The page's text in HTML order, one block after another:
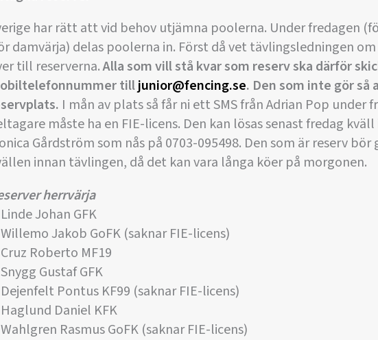
har rätt att vid behov utjämna poolerna. Under fredagen
damvärja) delas poolerna in. Först då vet tävlingsledningen
till reserverna.Alla som vill stå kvar som reserv ska därför
tilljunior@fencing.se. Den som inte gör så
I mån av plats så får ni ett SMS från Adrian Pop under
måste ha en FIE-licens. Den kan lösas senast fredag
Gårdström som nås på 0703-095498. Den som är reserv
innan tävlingen, då det kan vara långa köer på morgonen.
herrvärja
Johan GFK
Jakob GoFK (saknar FIE-licens)
Roberto MF19
Gustaf GFK
Pontus KF99 (saknar FIE-licens)
Daniel KFK
Rasmus GoFK (saknar FIE-licens)